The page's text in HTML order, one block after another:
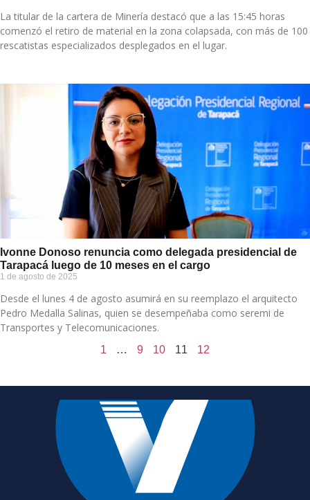
La titular de la cartera de Minería destacó que a las 15:45 horas
comenzó el retiro de material en la zona colapsada, con más de 100
rescatistas especializados desplegados en el lugar.
Ivonne Donoso renuncia como delegada presidencial de
Tarapacá luego de 10 meses en el cargo
1 de agosto de 2025
Desde el lunes 4 de agosto asumirá en su reemplazo el arquitecto
Pedro Medalla Salinas, quien se desempeñaba como seremi de
Transportes y Telecomunicaciones.
1 … 9 10 11 12